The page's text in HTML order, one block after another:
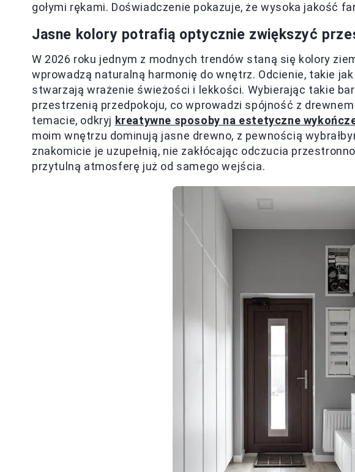
gołymi rękami. Doświadczenie pokazuje, że wysoka jakość
Jasne kolory potrafią optycznie zwiększyć
W 2026 roku jednym z modnych trendów staną się kolory
wprowadzą naturalną harmonię do wnętrz. Odcienie, takie
stwarzają wrażenie świeżości i lekkości. Wybierając takie
przestrzenią przedpokoju, co wprowadzi spójność z
temacie, odkryj kreatywne sposoby na estetyczne
moim wnętrzu dominują jasne drewno, z pewnością
znakomicie je uzupełnią, nie zakłócając odczucia
przytulną atmosferę już od samego wejścia.